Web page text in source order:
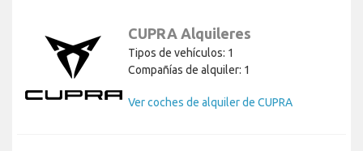
CUPRA Alquileres
Tipos de vehículos: 1
Compañías de alquiler: 1
Ver coches de alquiler de CUPRA